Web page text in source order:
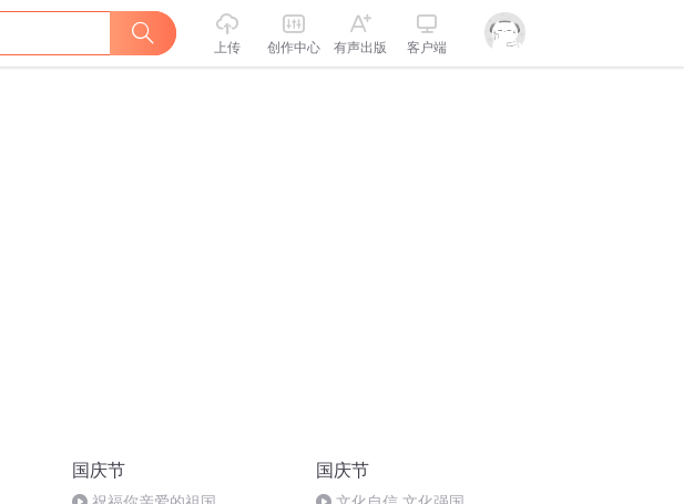
上传 创作中心 有声出版 客户端
国庆节 国庆节